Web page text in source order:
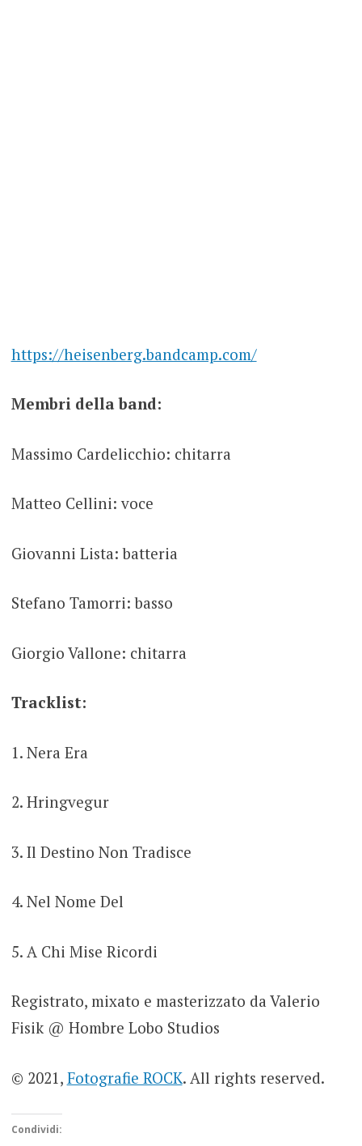
https://heisenberg.bandcamp.com/
Membri della band:
Massimo Cardelicchio: chitarra
Matteo Cellini: voce
Giovanni Lista: batteria
Stefano Tamorri: basso
Giorgio Vallone: chitarra
Tracklist:
1. Nera Era
2. Hringvegur
3. Il Destino Non Tradisce
4. Nel Nome Del
5. A Chi Mise Ricordi
Registrato, mixato e masterizzato da Valerio
Fisik @ Hombre Lobo Studios
© 2021, Fotografie ROCK. All rights reserved.
Condividi: